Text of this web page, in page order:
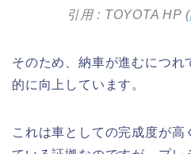
引用 : TOYOTA HP (
そのため、納車が進むにつれ
的に向上しています。
これは車としての完成度が高